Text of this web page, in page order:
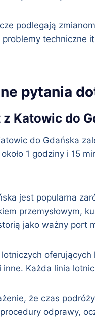
podlegają
techniczne
pytania
Katowic do
do Gdańska
1 godziny i 15
jest popularna
przemysłowym,
jako ważny port
inne. Każda linia
że czas
odprawy,